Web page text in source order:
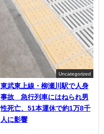
Uncategorized
東武東上線・柳瀬川駅で人身
事故 急行列車にはねられ男
性死亡、51本運休で約1万8千
人に影響